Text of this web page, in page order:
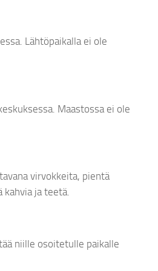
Lähtöpaikalla ei ole
Maastossa ei ole
virvokkeita, pientä
kahvia ja teetä.
niille osoitetulle paikalle